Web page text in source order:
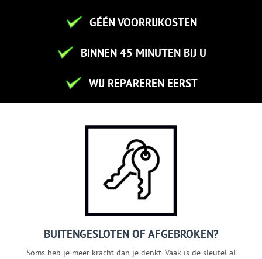
GÉÉN VOORRIJKOSTEN
BINNEN 45 MINUTEN BIJ U
WIJ REPAREREN EERST
BUITENGESLOTEN OF AFGEBROKEN?
Soms heb je meer kracht dan je denkt. Vaak is de sleutel al